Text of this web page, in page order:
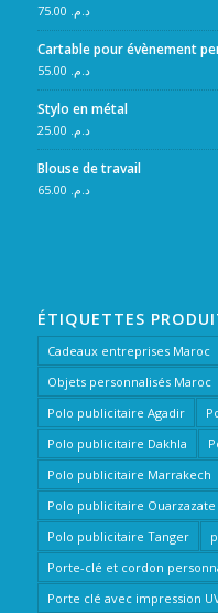
د.م.
Cartable pour évènement
د.م.
Stylo en métal
د.م.
Blouse de travail
د.م.
ÉTIQUETTES
Cadeaux entreprises Maroc
Objets personnalisés Maroc
Polo publicitaire Agadir
Polo publicitaire Dakhla
Polo publicitaire Marrakech
Polo publicitaire Ouarzazate
Polo publicitaire Tanger
Porte-clé et cordon
Porte clé avec impression